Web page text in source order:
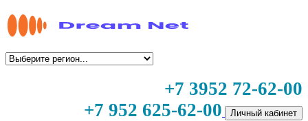
+7 3952 72-62-00
+7 952 625-62-00
Личный кабинет